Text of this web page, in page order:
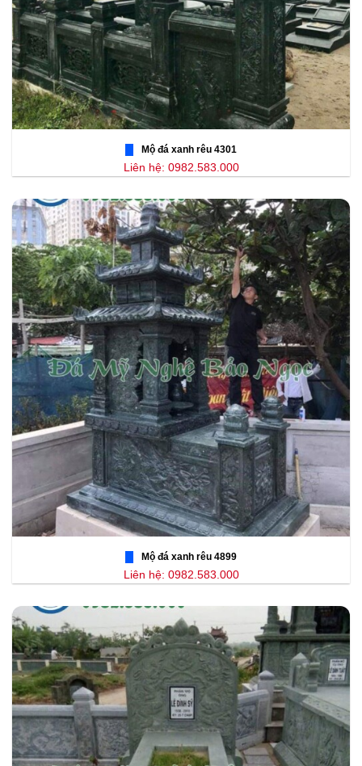
Mộ đá xanh rêu 4301
Liên hệ: 0982.583.000
Mộ đá xanh rêu 4899
Liên hệ: 0982.583.000